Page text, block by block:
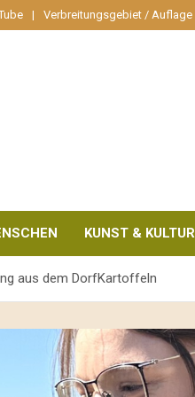
Verbreitungsgebiet / Auflage
KUNST & KULTUR
aus dem DorfKartoffeln